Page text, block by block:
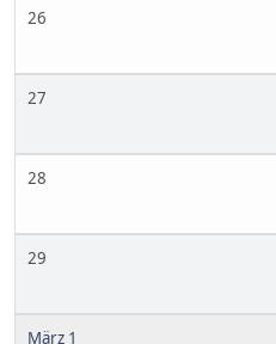
26
27
28
29
März 1